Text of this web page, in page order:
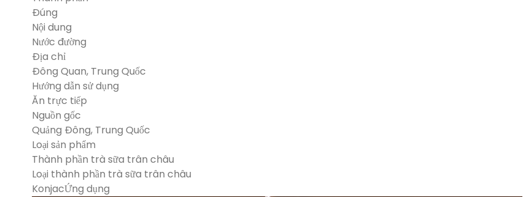
Đúng
Nội dung
Nước đường
Địa chỉ
Đông Quan, Trung Quốc
Hướng dẫn sử dụng
Ăn trực tiếp
Nguồn gốc
Quảng Đông, Trung Quốc
Loại sản phẩm
Thành phần trà sữa trân châu
Loại thành phần trà sữa trân châu
KonjacỨng dụng